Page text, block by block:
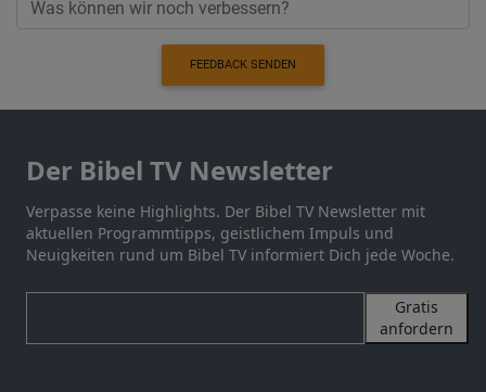
FEEDBACK SENDEN
Der Bibel TV Newsletter
Verpasse keine Highlights. Der Bibel TV Newsletter mit
aktuellen Programmtipps, geistlichem Impuls und
Neuigkeiten rund um Bibel TV informiert Dich jede Woche.
Gratis
anfordern